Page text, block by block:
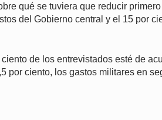
qué se tuviera que reducir
del Gobierno central y el 15 por
de los entrevistados esté de
por ciento, los gastos militares en